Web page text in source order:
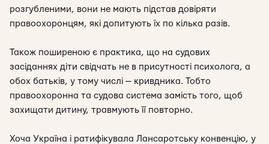
розгубленими, вони не мають підстав довіряти
правоохоронцям, які допитують їх по кілька разів.
Також поширеною є практика, що на судових
засіданнях діти свідчать не в присутності психолога, а
обох батьків, у тому числі — кривдника. Тобто
правоохоронна та судова система замість того, щоб
захищати дитину, травмують її повторно.
Хоча Україна і ратифікувала Лансаротську конвенцію, у